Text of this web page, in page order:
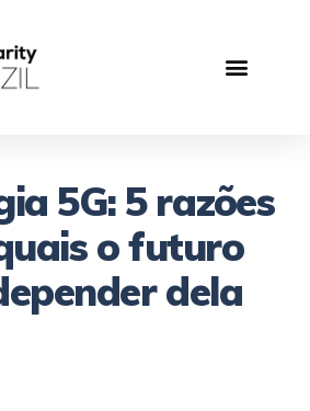
5G: 5 razões
o futuro
dela